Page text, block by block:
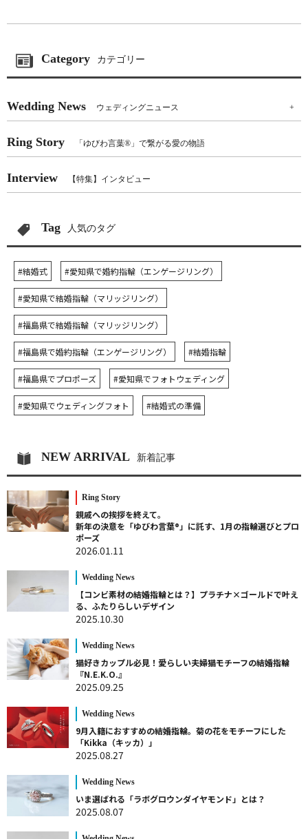
Category カテゴリー
Wedding News ウェディングニュース +
Ring Story 「ゆびわ言葉®」で繋がる愛の物語
Interview 【特集】インタビュー
Tag 人気のタグ
#結婚式 #愛知県で婚約指輪（エンゲージリング）
#愛知県で結婚指輪（マリッジリング）
#福島県で結婚指輪（マリッジリング）
#福島県で婚約指輪（エンゲージリング） #結婚指輪
#福島県でプロポーズ #愛知県でフォトウェディング
#愛知県でウェディングフォト #結婚式の準備
NEW ARRIVAL 新着記事
Ring Story
親戚への挨拶を終えて。
新年の決意を「ゆびわ言葉®」に託す、1月の指輪選びとプロ
ポーズ
2026.01.11
Wedding News
【コンビ素材の結婚指輪とは？】プラチナ×ゴールドで叶え
る、ふたりらしいデザイン
2025.10.30
Wedding News
猫好きカップル必見！愛らしい夫婦猫モチーフの結婚指輪
『N.E.K.O.』
2025.09.25
Wedding News
9月入籍におすすめの結婚指輪。菊の花をモチーフにした
「Kikka（キッカ）」
2025.08.27
Wedding News
いま選ばれる「ラボグロウンダイヤモンド」とは？
2025.08.07